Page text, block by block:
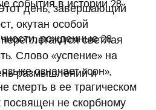
события в истории 28
рожденные 28
размышлений и
день, завершающий
окутан особой
светлая
Слово «успение» на
означает «сон»,
смерть в ее трагическом
не скорбному